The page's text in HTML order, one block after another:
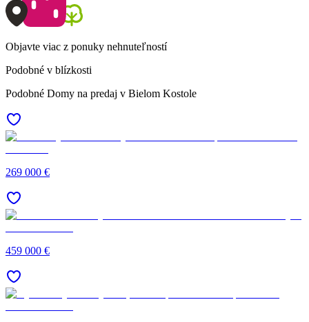
Objavte viac z ponuky nehnuteľností
Podobné v blízkosti
Podobné Domy na predaj v Bielom Kostole
269 000 €
459 000 €